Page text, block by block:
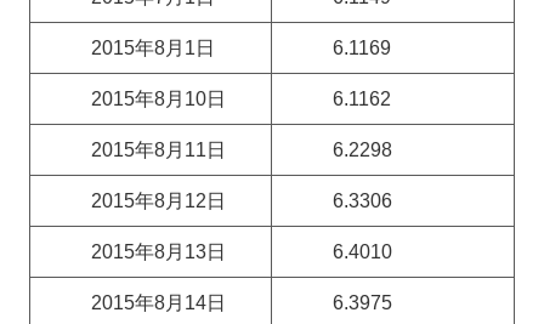
2015年8月1日 6.1169
2015年8月10日 6.1162
2015年8月11日 6.2298
2015年8月12日 6.3306
2015年8月13日 6.4010
2015年8月14日 6.3975